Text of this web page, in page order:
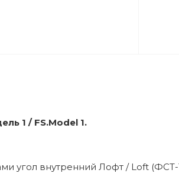
1 / FS.Model 1.
угол внутренний Лофт / Loft